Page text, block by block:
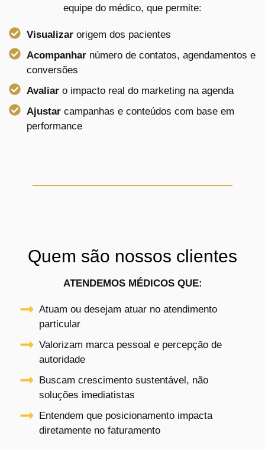
equipe do médico, que permite:
Visualizar origem dos pacientes
Acompanhar número de contatos, agendamentos e
conversões
Avaliar o impacto real do marketing na agenda
Ajustar campanhas e conteúdos com base em
performance
Quem são nossos clientes
ATENDEMOS MÉDICOS QUE:
Atuam ou desejam atuar no atendimento
particular
Valorizam marca pessoal e percepção de
autoridade
Buscam crescimento sustentável, não
soluções imediatistas
Entendem que posicionamento impacta
diretamente no faturamento